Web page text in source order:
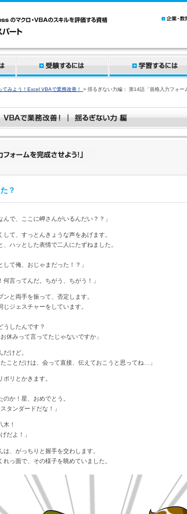
てみよう！Excel VBAで業務改善！ > 揺るぎない力編： 第14話「規格入力フォ
で、ここに岬さんがいるんだい？？」
して、すっとんきょうな声をあげます。
、ハッとした表情で二人にたずねました。
して俺、おじゃまだった！？」
言ってんだ。ちがう、ちがう！」
ンと両手を振って、否定します。
じジェスチャーをしています。
うしたんです？
休みって言ってたじゃないですか」
だけど。
ことだけは、会って直接、伝えておこうと思ってね…」
リとかきます。
のか！星、おめでとう。
タンダードだな！」
木！
だよ！」
は、がっちりと握手を交わします。
れっ面で、その様子を眺めていました。